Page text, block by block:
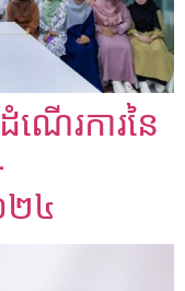
ណើរការនៃ
២៤